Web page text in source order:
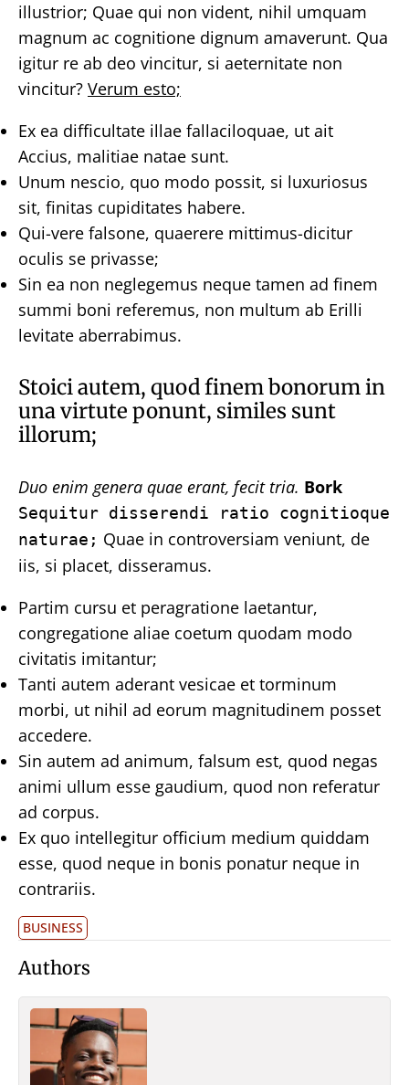
illustrior; Quae qui non vident, nihil umquam
magnum ac cognitione dignum amaverunt. Qua
igitur re ab deo vincitur, si aeternitate non
vincitur? Verum esto;
Ex ea difficultate illae fallaciloquae, ut ait
Accius, malitiae natae sunt.
Unum nescio, quo modo possit, si luxuriosus
sit, finitas cupiditates habere.
Qui-vere falsone, quaerere mittimus-dicitur
oculis se privasse;
Sin ea non neglegemus neque tamen ad finem
summi boni referemus, non multum ab Erilli
levitate aberrabimus.
Stoici autem, quod finem bonorum in
una virtute ponunt, similes sunt
illorum;
Duo enim genera quae erant, fecit tria. Bork
Sequitur disserendi ratio cognitioque
naturae; Quae in controversiam veniunt, de
iis, si placet, disseramus.
Partim cursu et peragratione laetantur,
congregatione aliae coetum quodam modo
civitatis imitantur;
Tanti autem aderant vesicae et torminum
morbi, ut nihil ad eorum magnitudinem posset
accedere.
Sin autem ad animum, falsum est, quod negas
animi ullum esse gaudium, quod non referatur
ad corpus.
Ex quo intellegitur officium medium quiddam
esse, quod neque in bonis ponatur neque in
contrariis.
BUSINESS
Authors